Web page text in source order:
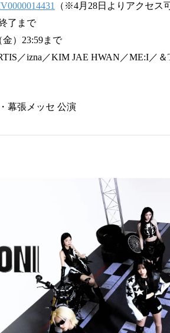
（※4月28日よりアクセス
了まで
）23:59まで
／izna／KIM JAE HWAN／ME:I／
幕張メッセ 公演